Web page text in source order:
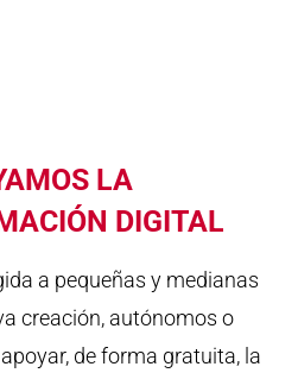
LA
DIGITAL
a pequeñas y medianas
creación, autónomos o
de forma gratuita, la